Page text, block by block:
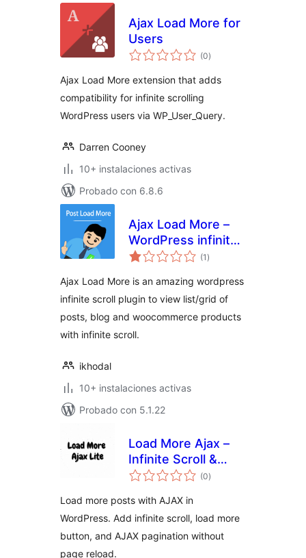
Ajax Load More for
Users
(0valoraciones
en
)
Ajax Load More extension that adds
compatibility for infinite scrolling
WordPress users via WP_User_Query.
Darren Cooney
10+ instalaciones activas
Probado con 6.8.6
Ajax Load More –
WordPress infinite
scroll
(1 valoraciones
en
)
Ajax Load More is an amazing wordpress
infinite scroll plugin to view list/grid of
posts, blog and woocommerce products
with infinite scroll.
ikhodal
10+ instalaciones activas
Probado con 5.1.22
Load More Ajax –
Infinite Scroll &
Pagination
(0valoraciones
en
)
Load more posts with AJAX in
WordPress. Add infinite scroll, load more
button, and AJAX pagination without
page reload.